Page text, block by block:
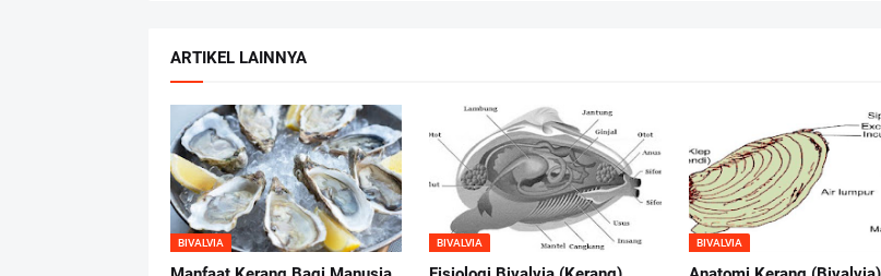
ARTIKEL LAINNYA
BIVALVIA BIVALVIA BIVALVIA